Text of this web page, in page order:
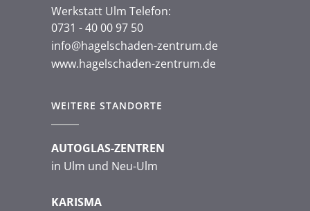
Werkstatt Ulm Telefon:
0731 - 40 00 97 50
info@hagelschaden-zentrum.de
www.hagelschaden-zentrum.de
WEITERE STANDORTE
AUTOGLAS-ZENTREN
in Ulm und Neu-Ulm
KARISMA